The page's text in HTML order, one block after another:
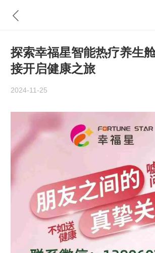
探索幸福星智能热疗养生
接开启健康之旅
2024-11-25